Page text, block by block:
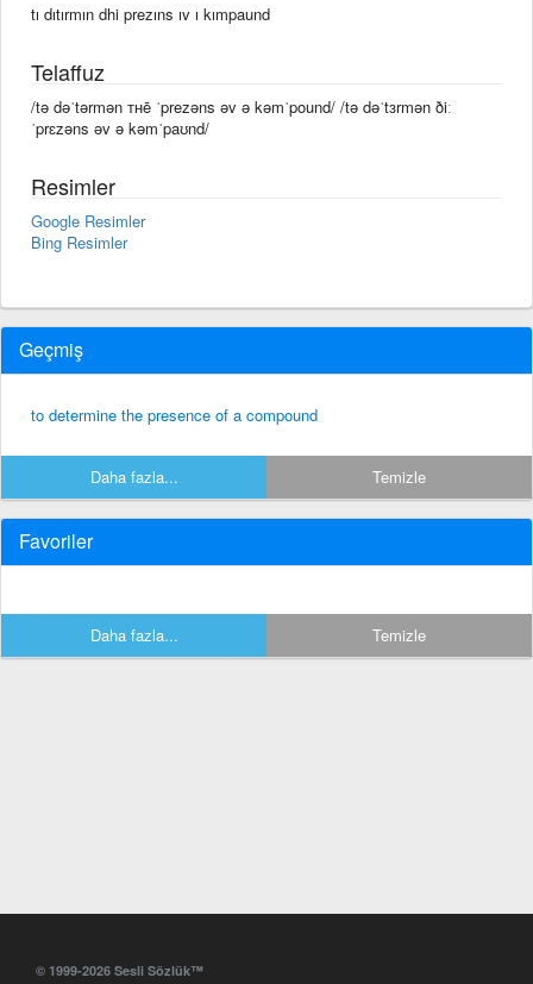
tı dıtırmın dhi prezıns ıv ı kımpaund
Telaffuz
/tə dəˈtərmən ᴛʜē ˈprezəns əv ə kəmˈpound/ /tə dəˈtɜrmən ðiː
ˈprɛzəns əv ə kəmˈpaʊnd/
Resimler
Google Resimler
Bing Resimler
Geçmiş
to determine the presence of a compound
Daha fazla... Temizle
Favoriler
Daha fazla... Temizle
© 1999-2026 Sesli Sözlük™